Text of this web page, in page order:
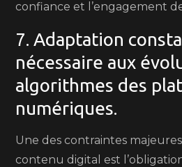
confiance et l’engagement
7. Adaptation
nécessaire aux
algorithmes des
numériques.
Une des contraintes
contenu digital est